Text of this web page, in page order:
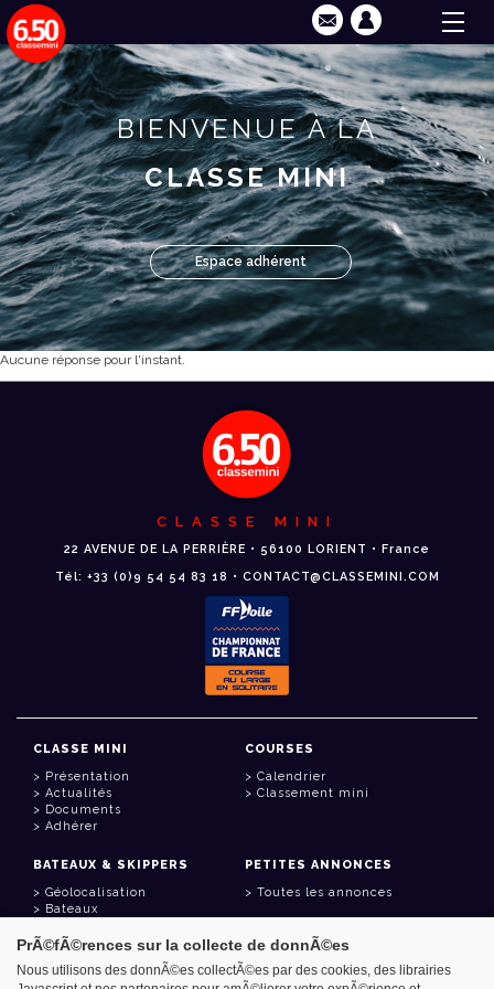
BIENVENUE À LA
CLASSE MINI
Espace adhérent
Aucune réponse pour l'instant.
CLASSE MINI
22 AVENUE DE LA PERRIÈRE • 56100 LORIENT • France
Tél: +33 (0)9 54 54 83 18 • CONTACT@CLASSEMINI.COM
CLASSE MINI
Présentation
Actualités
Documents
Adhérer
COURSES
Calendrier
Classement mini
BATEAUX & SKIPPERS
Géolocalisation
Bateaux
PETITES ANNONCES
Toutes les annonces
LIENS UTILES
PrÃ©fÃ©rences sur la collecte de donnÃ©es
Nous utilisons des donnÃ©es collectÃ©es par des cookies, des librairies